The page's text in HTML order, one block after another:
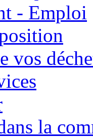
- Emploi
vos
la